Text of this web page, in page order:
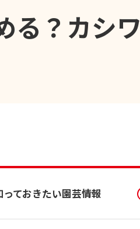
る？カシワ
っておきたい園芸情報